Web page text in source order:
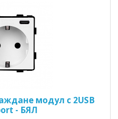
модул с 2USB
- БЯЛ